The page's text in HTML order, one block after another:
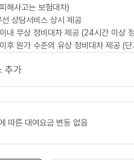
해사고는 보험대차)
상담서비스 상시 제공
내 무상 정비대차 제공 (24시간 이상
후 원가 수준의 유상 정비대차 제공 (
추가
따른 대여요금 변동 없음